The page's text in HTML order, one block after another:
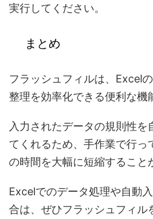
実行してください。
まとめ
フラッシュフィルは、Excel
整理を効率化できる便利な機
入力されたデータの規則性を
てくれるため、 手作業で行っ
の時間を大幅に短縮すること
Excelでのデータ処理や自動
合は、ぜひフラッシュフィル